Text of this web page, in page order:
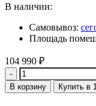
В наличии:
Самовывоз:
Площадь
104 990 ₽
Количество
В корзину Купить в